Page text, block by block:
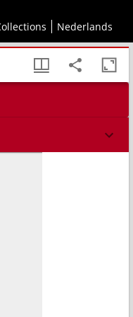
Nederlands